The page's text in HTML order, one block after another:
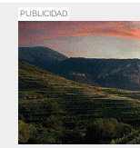
PUBLICIDAD